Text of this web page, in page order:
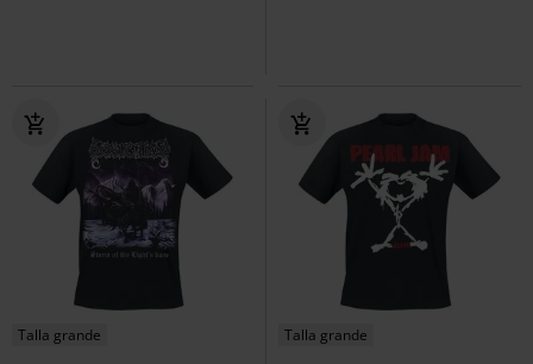
Talla grande Talla grande